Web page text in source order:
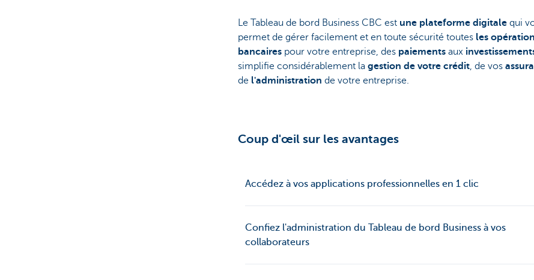
Le Tableau de bord Business CBC estune plateforme digitalequi
permet de gérer facilement et en toute sécurité toutes les
bancairespour votre entreprise, des paiementsaux
simplifie considérablement lagestion de votre crédit, de vos
de l'administration de votre entreprise.
Coup d'œil sur les avantages
Accédez à vos applications professionnelles en 1 clic
Confiez l'administration du Tableau de bord Business à vos
collaborateurs